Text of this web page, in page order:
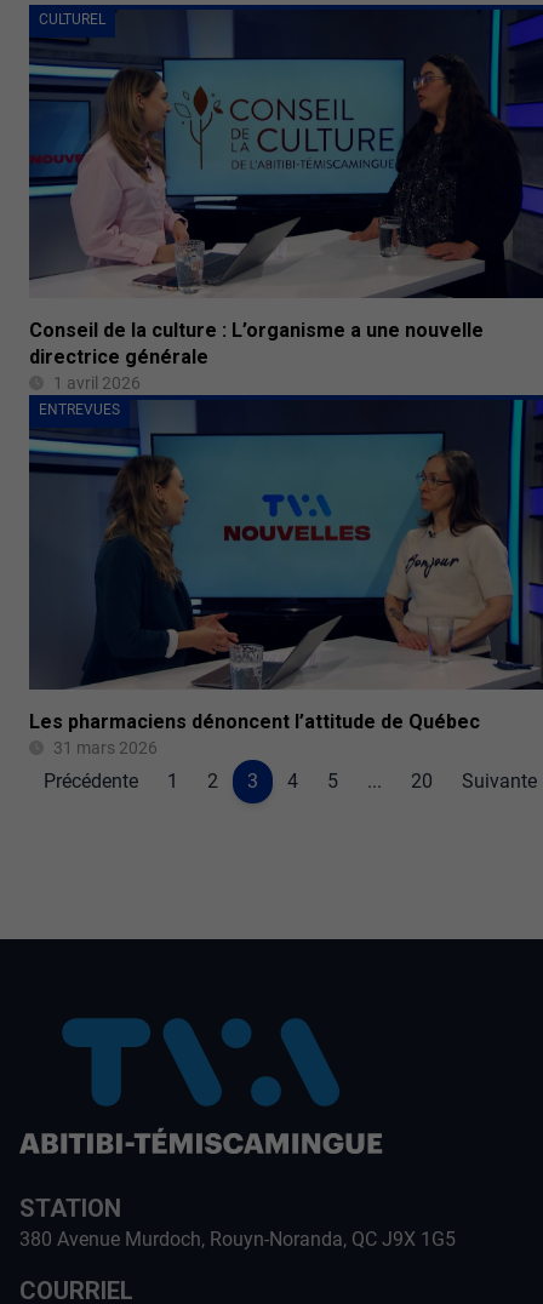
CULTUREL
Conseil de la culture : L’organisme a une nouvelle
directrice générale
1 avril 2026
ENTREVUES
Les pharmaciens dénoncent l’attitude de Québec
31 mars 2026
Précédente 1 2 3 4 5 ... 20 Suivante
STATION
380 Avenue Murdoch, Rouyn-Noranda, QC J9X 1G5
COURRIEL